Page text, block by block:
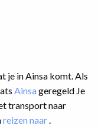
je in Ainsa komt. Als
Ainsa geregeld Je
transport naar
reizen naar